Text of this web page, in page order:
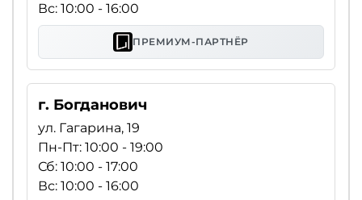
Вс: 10:00 - 16:00
ПРЕМИУМ-ПАРТНЁР
г. Богданович
ул. Гагарина, 19
Пн-Пт: 10:00 - 19:00
Сб: 10:00 - 17:00
Вс: 10:00 - 16:00